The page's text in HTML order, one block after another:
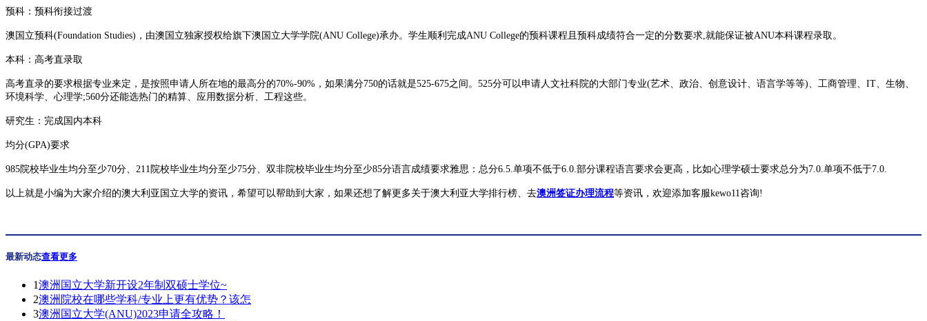
预科：预科衔接过渡
澳国立预科(Foundation Studies)，由澳国立独家授权给旗下澳国立大学学院(ANU College)承办。学生顺利完成ANU College的预科课程且预科成绩符合一定的分数要求,就能保证被ANU本科课程录取。
本科：高考直录取
高考直录的要求根据专业来定，是按照申请人所在地的最高分的70%-90%，如果满分750的话就是525-675之间。525分可以申请人文社科院的大部门专业(艺术、政治、创意设计、语言学等等)、工商管理、IT、生物、
环境科学、心理学;560分还能选热门的精算、应用数据分析、工程这些。
研究生：完成国内本科
均分(GPA)要求
985院校毕业生均分至少70分、211院校毕业生均分至少75分、双非院校毕业生均分至少85分语言成绩要求雅思：总分6.5.单项不低于6.0.部分课程语言要求会更高，比如心理学硕士要求总分为7.0.单项不低于7.0.
以上就是小编为大家介绍的澳大利亚国立大学的资讯，希望可以帮助到大家，如果还想了解更多关于澳大利亚大学排行榜、去澳洲签证办理流程等资讯，欢迎添加客服kewo11咨询!
最新动态查看更多
1澳洲国立大学新开设2年制双硕士学位~
2澳洲院校在哪些学科/专业上更有优势？该怎
3澳洲国立大学(ANU)2023申请全攻略！